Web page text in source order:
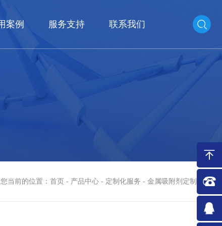
案例 服务支持 联系我们
您当前的位置： 首页 - 产品中心 - 定制化服务 - 金属吸附剂定制开发